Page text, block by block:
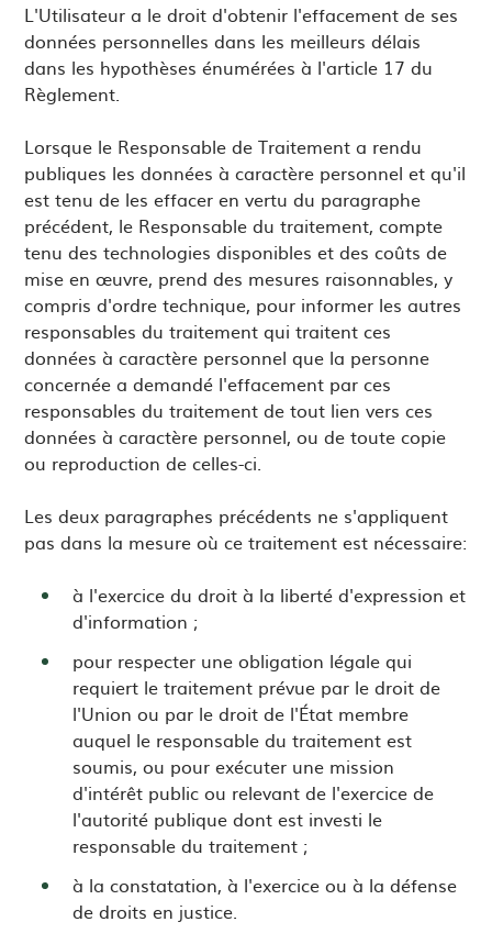
L'Utilisateur a le droit d'obtenir l'effacement de ses
données personnelles dans les meilleurs délais
dans les hypothèses énumérées à l'article 17 du
Règlement.
Lorsque le Responsable de Traitement a rendu
publiques les données à caractère personnel et qu'il
est tenu de les effacer en vertu du paragraphe
précédent, le Responsable du traitement, compte
tenu des technologies disponibles et des coûts de
mise en œuvre, prend des mesures raisonnables, y
compris d'ordre technique, pour informer les autres
responsables du traitement qui traitent ces
données à caractère personnel que la personne
concernée a demandé l'effacement par ces
responsables du traitement de tout lien vers ces
données à caractère personnel, ou de toute copie
ou reproduction de celles-ci.
Les deux paragraphes précédents ne s'appliquent
pas dans la mesure où ce traitement est nécessaire:
à l'exercice du droit à la liberté d'expression et
d'information ;
pour respecter une obligation légale qui
requiert le traitement prévue par le droit de
l'Union ou par le droit de l'État membre
auquel le responsable du traitement est
soumis, ou pour exécuter une mission
d'intérêt public ou relevant de l'exercice de
l'autorité publique dont est investi le
responsable du traitement ;
à la constatation, à l'exercice ou à la défense
de droits en justice.